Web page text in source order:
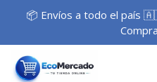
📦 Envíos a todo el país